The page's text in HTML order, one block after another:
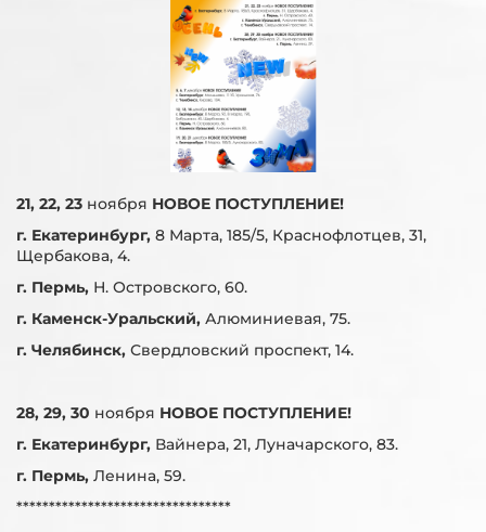
21, 22, 23 ноября НОВОЕ ПОСТУПЛЕНИЕ!
г. Екатеринбург, 8 Марта, 185/5, Краснофлотцев, 31,
Щербакова, 4.
г. Пермь, Н. Островского, 60.
г. Каменск-Уральский, Алюминиевая, 75.
г. Челябинск, Свердловский проспект, 14.
28, 29, 30 ноября НОВОЕ ПОСТУПЛЕНИЕ!
г. Екатеринбург, Вайнера, 21, Луначарского, 83.
г. Пермь, Ленина, 59.
*********************************